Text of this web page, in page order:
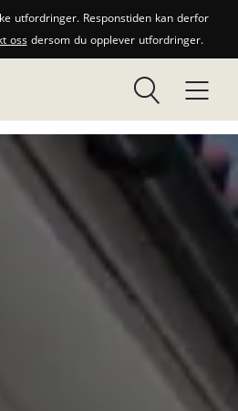
utfordringer. Responstiden kan derfor
ossdersom du opplever utfordringer.